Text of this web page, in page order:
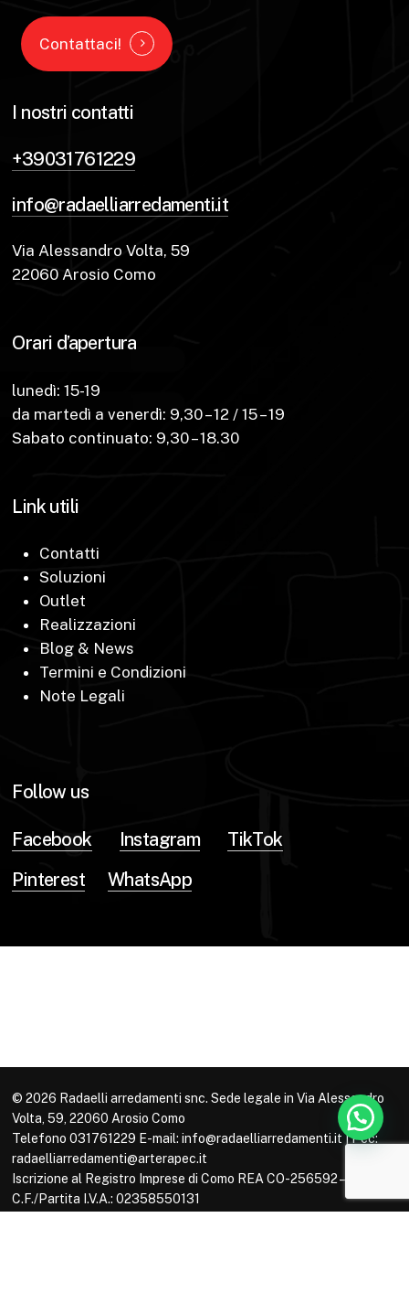
Contattaci!
I nostri contatti
+39031761229
info@radaelliarredamenti.it
Via Alessandro Volta, 59
22060 Arosio Como
Orari d’apertura
lunedì: 15-19
da martedì a venerdì: 9,30 – 12 / 15 – 19
Sabato continuato: 9,30 – 18.30
Link utili
Contatti
Soluzioni
Outlet
Realizzazioni
Blog & News
Termini e Condizioni
Note Legali
Follow us
Facebook Instagram
TikTok
Pinterest
WhatsApp
© 2026 Radaelli arredamenti snc. Sede legale in Via Alessandro
Volta, 59, 22060 Arosio Como
Telefono 031761229 E-mail: info@radaelliarredamenti.it | Pec:
radaelliarredamenti@arterapec.it
Iscrizione al Registro Imprese di Como REA CO-256592 –
C.F./Partita I.V.A.: 02358550131